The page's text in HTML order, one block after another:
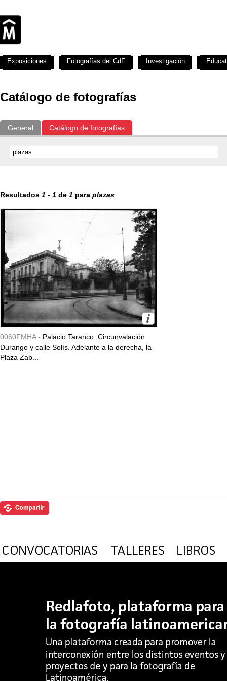
Catálogo de fotografías
General Catálogo de fotografías
Resultados 1 - 1 de 1 para plazas
0060FMHA - Palacio Taranco. Circunvalación
Durango y calle Solís. Adelante a la derecha, la
Plaza Zab...
Exposiciones Fotografías del CdF Investigación